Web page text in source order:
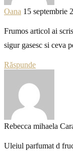
Oana 15 septembrie
Frumos articol ai
sigur gasesc si ceva
Răspunde
Rebecca mihaela
Uleiul parfumat d